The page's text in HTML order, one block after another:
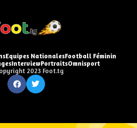
Equipes NationalesFootball Féminin
InterviewPortraitsOmnisport
2023 Foot.tg